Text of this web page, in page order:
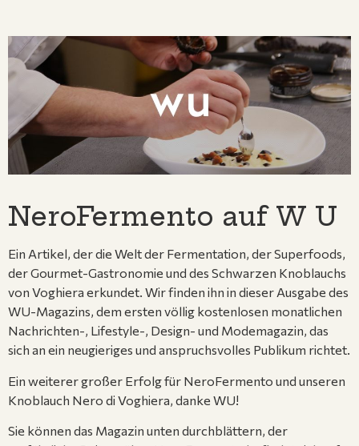
NeroFermento auf W U
Ein Artikel, der die Welt der Fermentation, der Superfoods,
der Gourmet-Gastronomie und des Schwarzen Knoblauchs
von Voghiera erkundet. Wir finden ihn in dieser Ausgabe des
WU-Magazins, dem ersten völlig kostenlosen monatlichen
Nachrichten-, Lifestyle-, Design- und Modemagazin, das
sich an ein neugieriges und anspruchsvolles Publikum richtet.
Ein weiterer großer Erfolg für NeroFermento und unseren
Knoblauch Nero di Voghiera, danke WU!
Sie können das Magazin unten durchblättern, der